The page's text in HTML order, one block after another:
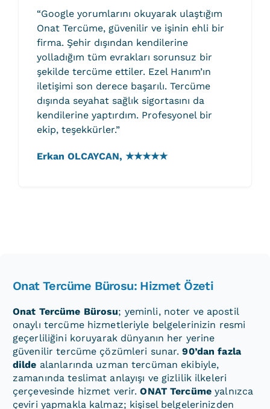
“Google yorumlarını okuyarak ulaştığım
Onat Tercüme, güvenilir ve işinin ehli bir
firma. Şehir dışından kendilerine
yolladığım tüm evrakları sorunsuz bir
şekilde tercüme ettiler. Ezel Hanım’ın
iletişimi son derece başarılı. Tercüme
dışında seyahat sağlık sigortasını da
kendilerine yaptırdım. Profesyonel bir
ekip, teşekkürler.”
Erkan OLCAYCAN, ★★★★★
Onat Tercüme Bürosu: Hizmet Özeti
Onat Tercüme Bürosu; yeminli, noter ve apostil
onaylı tercüme hizmetleriyle belgelerinizin resmi
geçerliliğini koruyarak dünyanın her yerine
güvenilir tercüme çözümleri sunar.90’dan fazla
dilde alanlarında uzman tercüman ekibiyle,
zamanında teslimat anlayışı ve gizlilik ilkeleri
çerçevesinde hizmet verir.ONAT Tercüme yalnızca
çeviri yapmakla kalmaz; kişisel belgelerinizden